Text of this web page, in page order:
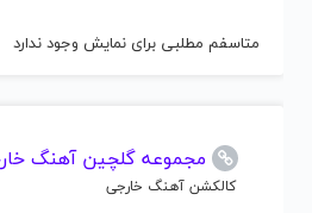
متاسفم مطلبی برای نمایش وجود ندارد
مجموعه گلچین آهنگ
کالکشن آهنگ خارجی